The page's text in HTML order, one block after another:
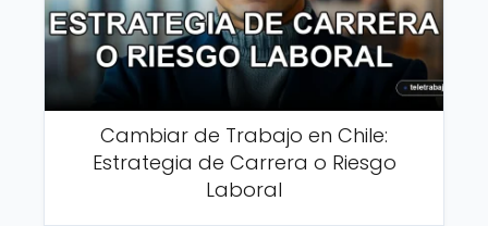
Cambiar de Trabajo en Chile:
Estrategia de Carrera o Riesgo
Laboral